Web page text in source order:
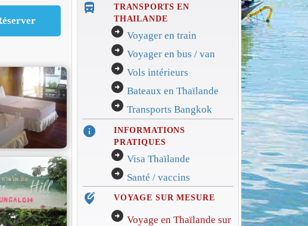
directions_bus_filled
TRANSPORTS EN
THAILANDE
arrow_circle_right Voyager en train
arrow_circle_right Voyager en bus / van
arrow_circle_right Vols intérieurs
arrow_circle_right Bateaux en Thaïlande
arrow_circle_right Transports Bangkok
info
INFORMATIONS
PRATIQUES
arrow_circle_right Visa Thaïlande
arrow_circle_right Santé / vaccins
edit_location_alt VOYAGE SUR MESURE
arrow_circle_right Voyage en Thaïlande sur